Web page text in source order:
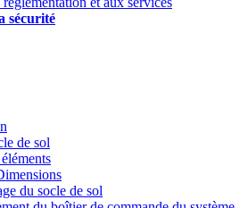
sécurité
de sol
du socle de sol